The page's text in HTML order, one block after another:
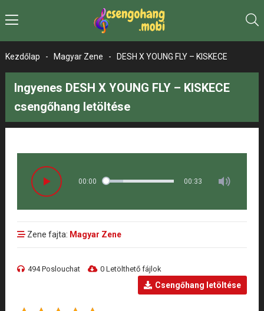
Kezdőlap - Magyar Zene - DESH X YOUNG FLY – KISKECE
Ingyenes DESH X YOUNG FLY – KISKECE
csengőhang letöltése
00:00 00:33
Zene fajta: Magyar Zene
494 Poslouchat 0 Letölthető fájlok
Csengőhang letöltése